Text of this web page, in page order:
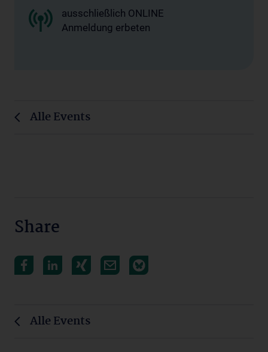
ausschließlich ONLINE
Anmeldung erbeten
Alle Events
Share
Alle Events